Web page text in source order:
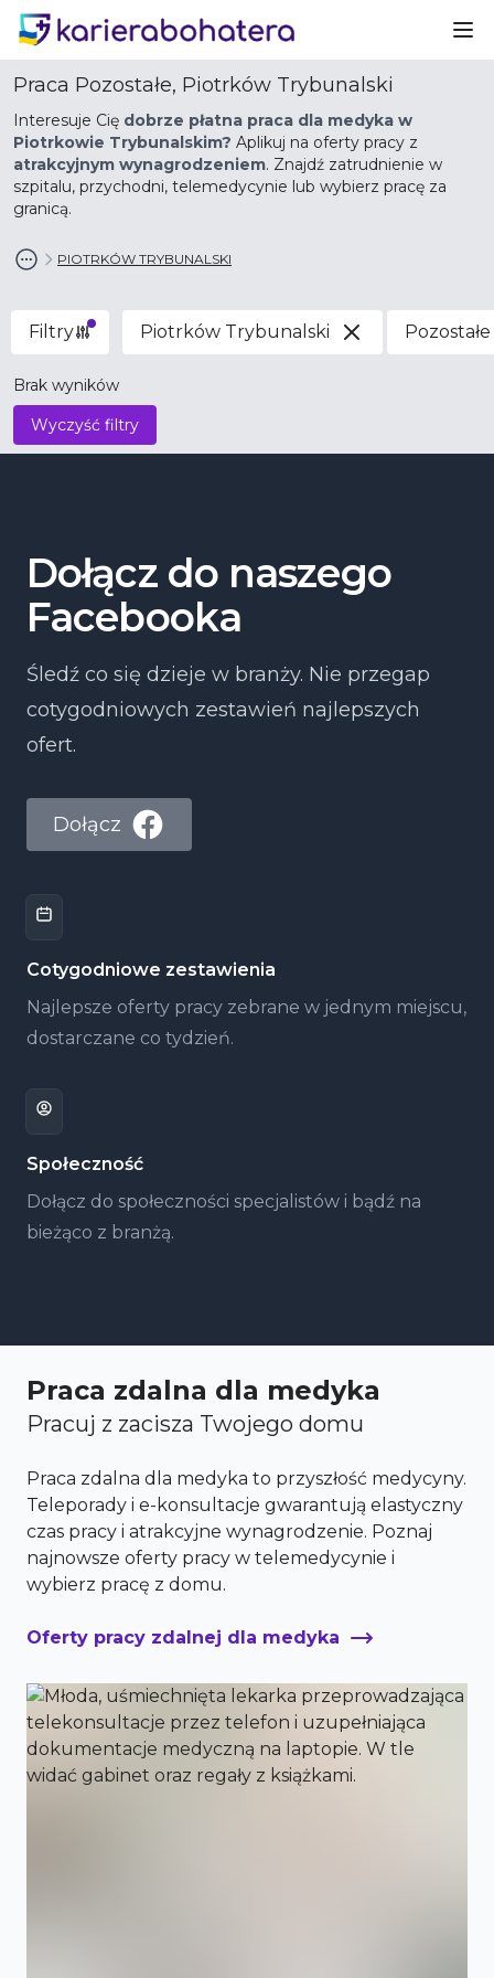
Praca Pozostałe, Piotrków Trybunalski
Interesuje Cię dobrze płatna praca dla medyka w
Piotrkowie Trybunalskim? Aplikuj na oferty pracy z
atrakcyjnym wynagrodzeniem. Znajdź zatrudnienie w
szpitalu, przychodni, telemedycynie lub wybierz pracę za
granicą.
PIOTRKÓW TRYBUNALSKI
Filtry Piotrków Trybunalski Pozostałe
Brak wyników
Wyczyść filtry
Dołącz do naszego
Facebooka
Śledź co się dzieje w branży. Nie przegap
cotygodniowych zestawień najlepszych
ofert.
Dołącz
Cotygodniowe zestawienia
Najlepsze oferty pracy zebrane w jednym miejscu,
dostarczane co tydzień.
Społeczność
Dołącz do społeczności specjalistów i bądź na
bieżąco z branżą.
Praca zdalna dla medyka
Pracuj z zacisza Twojego domu
Praca zdalna dla medyka to przyszłość medycyny.
Teleporady i e-konsultacje gwarantują elastyczny
czas pracy i atrakcyjne wynagrodzenie. Poznaj
najnowsze oferty pracy w telemedycynie i
wybierz pracę z domu.
Oferty pracy zdalnej dla medyka